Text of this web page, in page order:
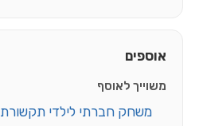
אוספים
משוייך לאוסף
משחק חברתי לילדי תקשורת